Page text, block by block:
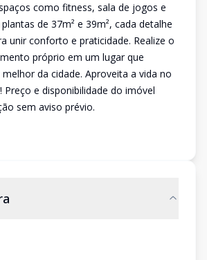
como fitness, sala de jogos e
de 37m² e 39m², cada detalhe
unir conforto e praticidade. Realize o
próprio em um lugar que
da cidade. Aproveita a vida no
Preço e disponibilidade do imóvel
sem aviso prévio.